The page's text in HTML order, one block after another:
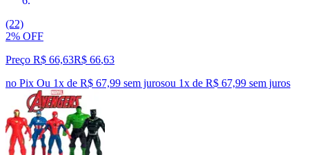
(22)
2% OFF
Preço R$ 66,63R$ 66,63
no Pix Ou 1x de R$ 67,99 sem jurosou 1x de R$ 67,99 sem juros